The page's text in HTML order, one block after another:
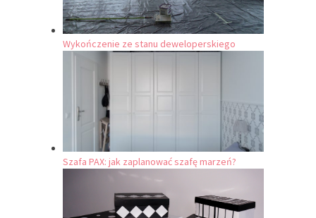
Wykończenie ze stanu deweloperskiego
Szafa PAX: jak zaplanować szafę marzeń?